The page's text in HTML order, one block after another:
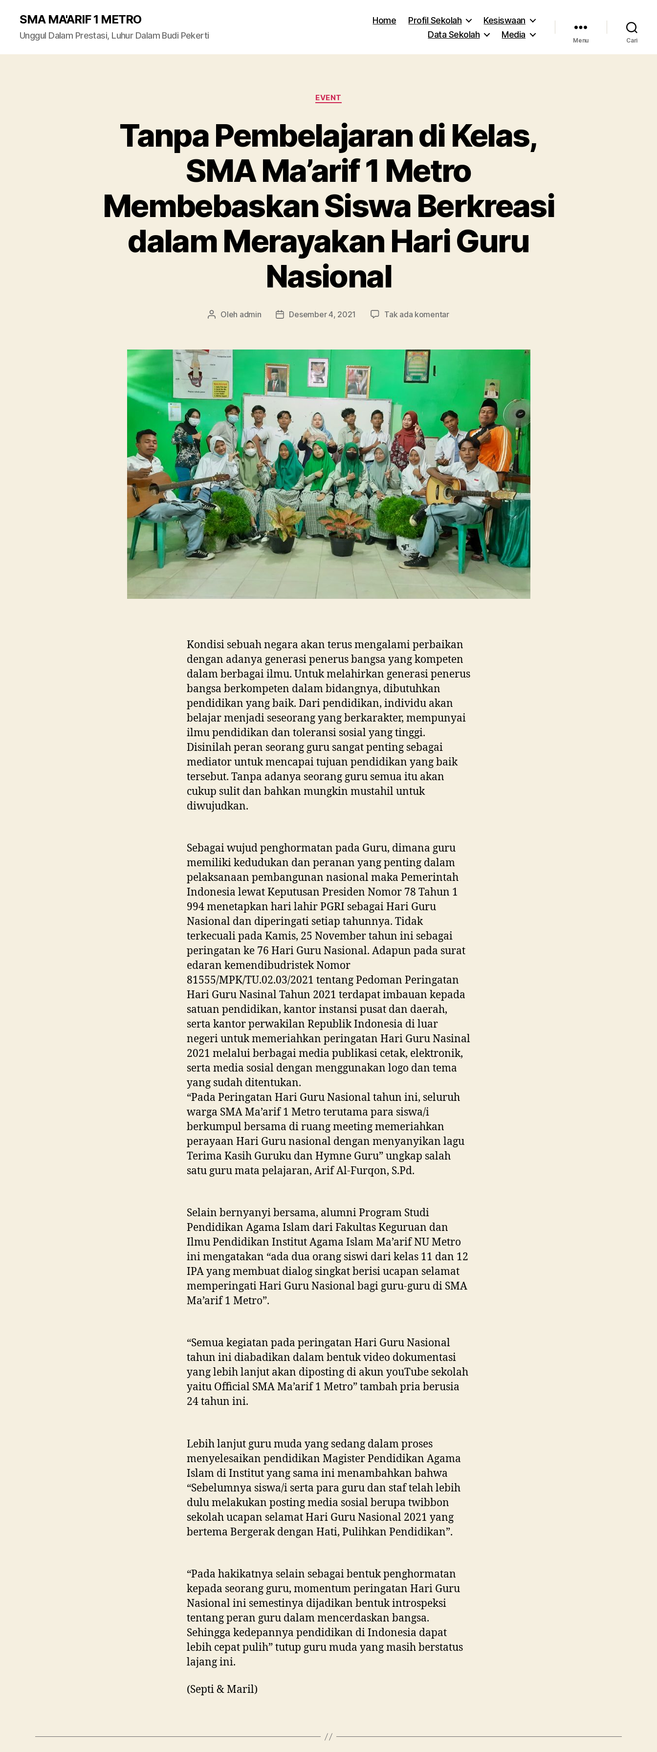
SMA MA'ARIF 1 METRO
Unggul Dalam Prestasi, Luhur Dalam Budi Pekerti
Home Profil Sekolah
Kesiswaan
Data Sekolah
Media
Menu Cari
Kategori
EVENT
Tanpa Pembelajaran di Kelas,
SMA Ma’arif 1 Metro
Membebaskan Siswa Berkreasi
dalam Merayakan Hari Guru
Nasional
Penulis
Oleh admin
Tanggal
Desember 4, 2021 Tak ada komentarpada
di
Ma’arif
Metro
Membebaskan
Siswa
Berkreasi
dalam
Merayakan
Hari
Guru
Nasional
Kondisi sebuah negara akan terus mengalami perbaikan
dengan adanya generasi penerus bangsa yang kompeten
dalam berbagai ilmu. Untuk melahirkan generasi penerus
bangsa berkompeten dalam bidangnya, dibutuhkan
pendidikan yang baik. Dari pendidikan, individu akan
belajar menjadi seseorang yang berkarakter, mempunyai
ilmu pendidikan dan toleransi sosial yang tinggi.
Disinilah peran seorang guru sangat penting sebagai
mediator untuk mencapai tujuan pendidikan yang baik
tersebut. Tanpa adanya seorang guru semua itu akan
cukup sulit dan bahkan mungkin mustahil untuk
diwujudkan.
Sebagai wujud penghormatan pada Guru, dimana guru
memiliki kedudukan dan peranan yang penting dalam
pelaksanaan pembangunan nasional maka Pemerintah
Indonesia lewat Keputusan Presiden Nomor 78 Tahun 1
994 menetapkan hari lahir PGRI sebagai Hari Guru
Nasional dan diperingati setiap tahunnya. Tidak
terkecuali pada Kamis, 25 November tahun ini sebagai
peringatan ke 76 Hari Guru Nasional. Adapun pada surat
edaran kemendibudristek Nomor
81555/MPK/TU.02.03/2021 tentang Pedoman Peringatan
Hari Guru Nasinal Tahun 2021 terdapat imbauan kepada
satuan pendidikan, kantor instansi pusat dan daerah,
serta kantor perwakilan Republik Indonesia di luar
negeri untuk memeriahkan peringatan Hari Guru Nasinal
2021 melalui berbagai media publikasi cetak, elektronik,
serta media sosial dengan menggunakan logo dan tema
yang sudah ditentukan.
“Pada Peringatan Hari Guru Nasional tahun ini, seluruh
warga SMA Ma’arif 1 Metro terutama para siswa/i
berkumpul bersama di ruang meeting memeriahkan
perayaan Hari Guru nasional dengan menyanyikan lagu
Terima Kasih Guruku dan Hymne Guru” ungkap salah
satu guru mata pelajaran, Arif Al-Furqon, S.Pd.
Selain bernyanyi bersama, alumni Program Studi
Pendidikan Agama Islam dari Fakultas Keguruan dan
Ilmu Pendidikan Institut Agama Islam Ma’arif NU Metro
ini mengatakan “ada dua orang siswi dari kelas 11 dan 12
IPA yang membuat dialog singkat berisi ucapan selamat
memperingati Hari Guru Nasional bagi guru-guru di SMA
Ma’arif 1 Metro”.
“Semua kegiatan pada peringatan Hari Guru Nasional
tahun ini diabadikan dalam bentuk video dokumentasi
yang lebih lanjut akan diposting di akun youTube sekolah
yaitu Official SMA Ma’arif 1 Metro” tambah pria berusia
24 tahun ini.
Lebih lanjut guru muda yang sedang dalam proses
menyelesaikan pendidikan Magister Pendidikan Agama
Islam di Institut yang sama ini menambahkan bahwa
“Sebelumnya siswa/i serta para guru dan staf telah lebih
dulu melakukan posting media sosial berupa twibbon
sekolah ucapan selamat Hari Guru Nasional 2021 yang
bertema Bergerak dengan Hati, Pulihkan Pendidikan”.
“Pada hakikatnya selain sebagai bentuk penghormatan
kepada seorang guru, momentum peringatan Hari Guru
Nasional ini semestinya dijadikan bentuk introspeksi
tentang peran guru dalam mencerdaskan bangsa.
Sehingga kedepannya pendidikan di Indonesia dapat
lebih cepat pulih” tutup guru muda yang masih berstatus
lajang ini.
(Septi & Maril)